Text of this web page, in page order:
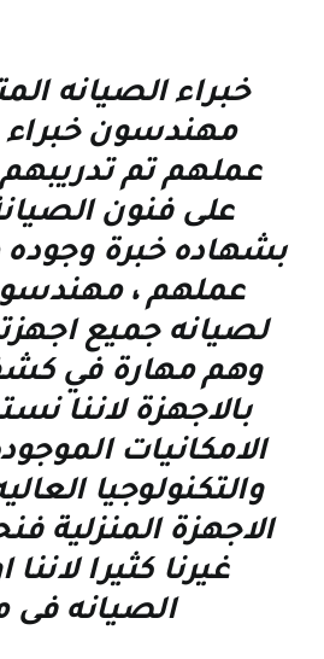
خبراء الصيانه
مهندسون
عملهم تم تدريبهم
على فنون
بشهاده خبرة
عملهم ،
لصيانه جميع
وهم مهارة في
بالاجهزة لاننا
الامكانيات
والتكنولوجيا
الاجهزة المنزلية
غيرنا كثيرا
الصيانه